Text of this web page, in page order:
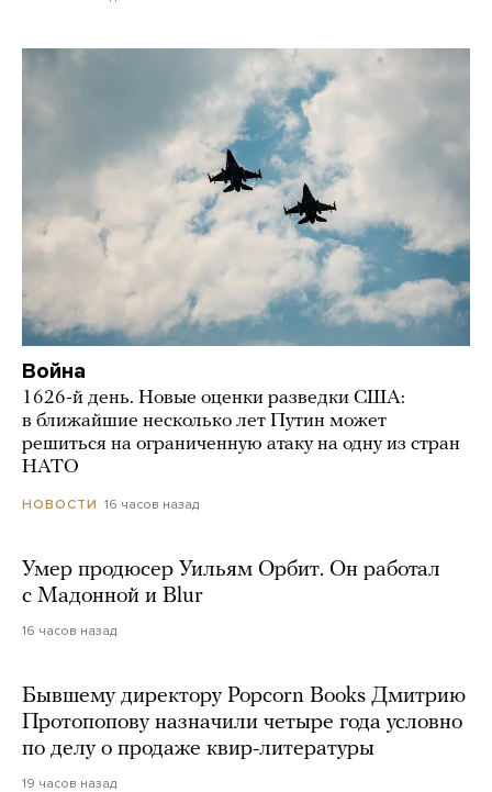
Война
1626-й день. Новые оценки разведки США:
в ближайшие несколько лет Путин может
решиться на ограниченную атаку на одну из стран
НАТО
НОВОСТИ 16 часов назад
Умер продюсер Уильям Орбит. Он работал
с Мадонной и Blur
16 часов назад
Бывшему директору Popcorn Books Дмитрию
Протопопову назначили четыре года условно
по делу о продаже квир-литературы
19 часов назад